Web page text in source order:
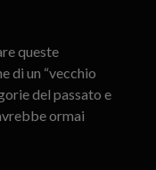
queste
di un “vecchio
del passato e
ormai